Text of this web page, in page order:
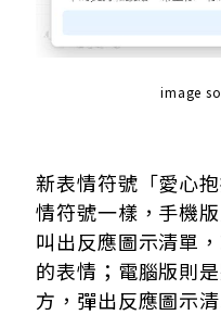
image
新表情符號「愛心
情符號一樣，手機
叫出反應圖示清單
的表情；電腦版則
方，彈出反應圖示